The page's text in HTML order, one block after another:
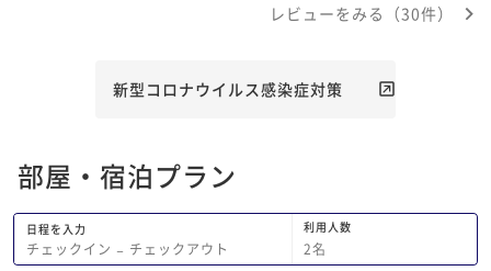
たいです。
レビューをみる（30件）
新型コロナウイルス感染症対策
部屋・宿泊プラン
日程を入力
チェックイン − チェックアウト
利用人数
2名